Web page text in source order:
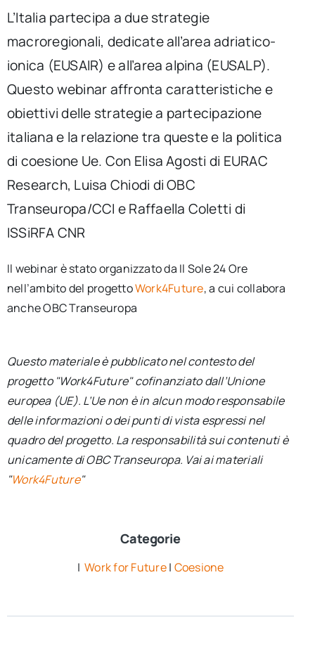
L’Italia partecipa a due strategie
macroregionali, dedicate all’area adriatico-
ionica (EUSAIR) e all’area alpina (EUSALP).
Questo webinar affronta caratteristiche e
obiettivi delle strategie a partecipazione
italiana e la relazione tra queste e la politica
di coesione Ue. Con Elisa Agosti di EURAC
Research, Luisa Chiodi di OBC
Transeuropa/CCI e Raffaella Coletti di
ISSiRFA CNR
Il webinar è stato organizzato da Il Sole 24 Ore
nell’ambito del progettoWork4Future, a cui collabora
anche OBC Transeuropa
Questo materiale è pubblicato nel contesto del
progetto "Work4Future" cofinanziato dall’Unione
europea (UE). L’Ue non è in alcun modo responsabile
delle informazioni o dei punti di vista espressi nel
quadro del progetto. La responsabilità sui contenuti è
unicamente di OBC Transeuropa. Vai ai materiali
"Work4Future"
Categorie
|Work for Future| Coesione